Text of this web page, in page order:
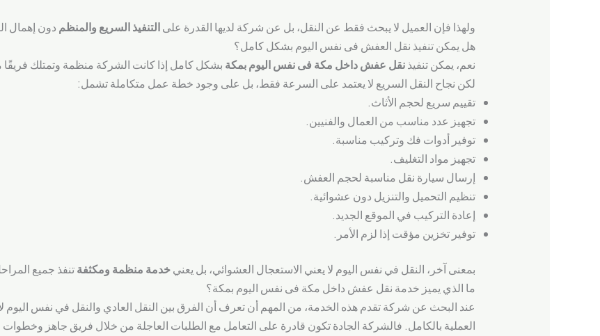
ولهذا فإن العميل لا يبحث فقط عن النقل، بل عن شركة لديها القدرة علىالتنفيذ السريع والمنظم دون إهمال
هل يمكن تنفيذ نقل العفش فى نفس اليوم بشكل كامل؟
نعم، يمكن تنفيذنقل عفش داخل مكة فى نفس اليوم بمكة بشكل كامل إذا كانت الشركة منظمة وتمتلك
لكن نجاح النقل السريع لا يعتمد على السرعة فقط، بل على وجود خطة عمل متكاملة تشمل:
تقييم سريع لحجم الأثاث.
تجهيز عدد مناسب من العمال والفنيين.
توفير أدوات فك وتركيب مناسبة.
تجهيز مواد التغليف.
إرسال سيارة نقل مناسبة لحجم العفش.
تنظيم التحميل والتنزيل دون عشوائية.
إعادة التركيب في الموقع الجديد.
توفير تخزين مؤقت إذا لزم الأمر.
بمعنى آخر، النقل في نفس اليوم لا يعني الاستعجال العشوائي، بل يعنيخدمة منظمة ومكثفةتنفذ جميع
ما الذي يميز خدمة نقل عفش داخل مكة فى نفس اليوم بمكة؟
عند البحث عن شركة تقدم هذه الخدمة، من المهم أن تعرف أن الفرق بين النقل العادي والنقل في نفس
العملية بالكامل. فالشركة الجادة تكون قادرة على التعامل مع الطلبات العاجلة من خلال فريق جاهز وخطوات